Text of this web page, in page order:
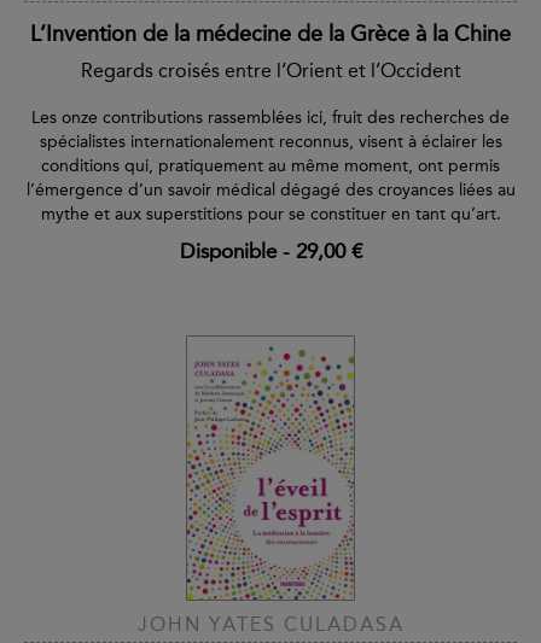
L’Invention de la médecine de la Grèce à la Chine
Regards croisés entre l’Orient et l’Occident
Les onze contributions rassemblées ici, fruit des recherches de
spécialistes internationalement reconnus, visent à éclairer les
conditions qui, pratiquement au même moment, ont permis
l’émergence d’un savoir médical dégagé des croyances liées au
mythe et aux superstitions pour se constituer en tant qu’art.
Disponible- 29,00 €
JOHN YATES CULADASA